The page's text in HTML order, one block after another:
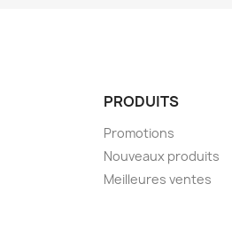
PRODUITS
Promotions
Nouveaux produits
Meilleures ventes